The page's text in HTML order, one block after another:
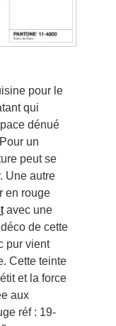
pour le
qui
dénué
un
peut se
Une autre
en rouge
avec une
de cette
pur vient
Cette teinte
et la force
aux
réf : 19-